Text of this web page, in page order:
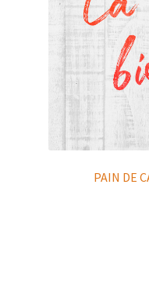
PAIN DE